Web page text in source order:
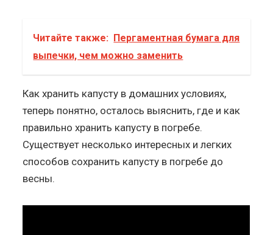
Читайте также: Пергаментная бумага для
выпечки, чем можно заменить
Как хранить капусту в домашних условиях,
теперь понятно, осталось выяснить, где и как
правильно хранить капусту в погребе.
Существует несколько интересных и легких
способов сохранить капусту в погребе до
весны.